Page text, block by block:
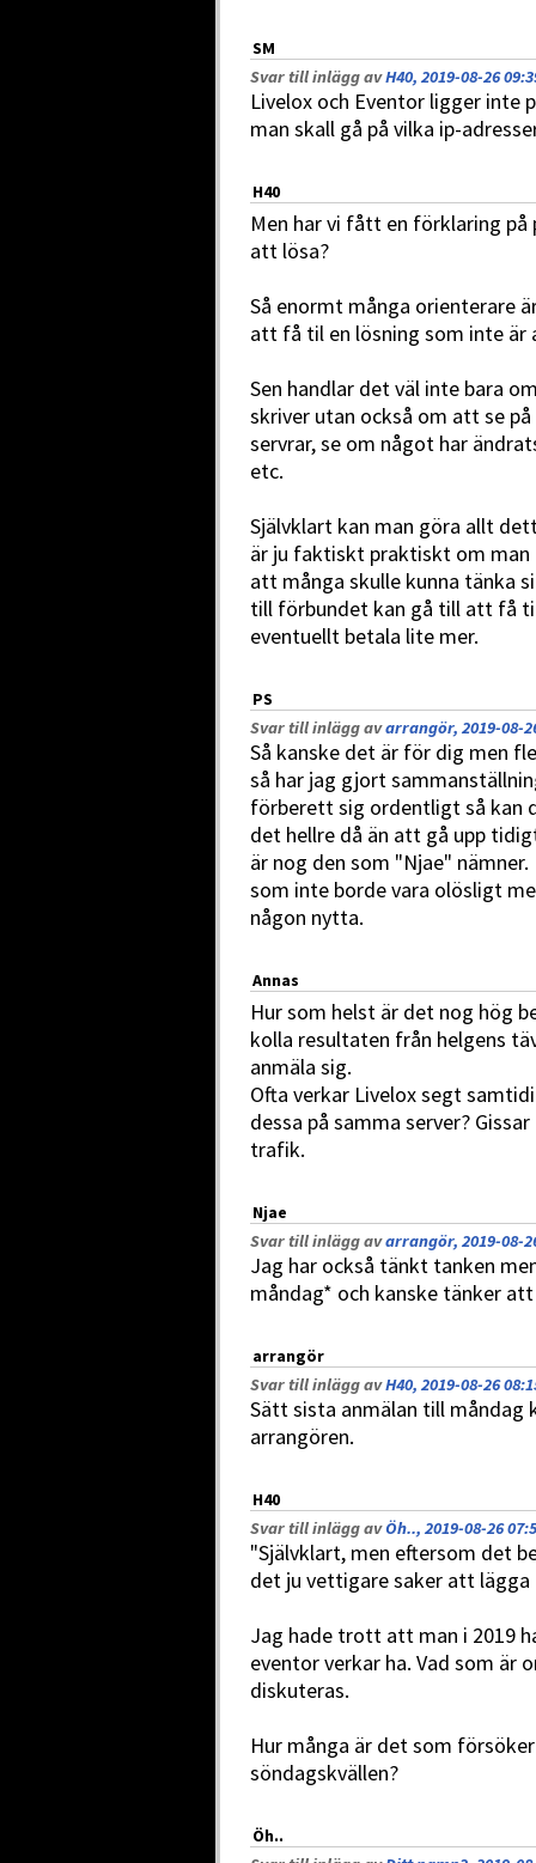
SM
Svar till inlägg avH40, 2019-08-26
Livelox och Eventor ligger inte
man skall gå på vilka ip-
H40
Men har vi fått en förklaring
att lösa?
Så enormt många orienterare
att få til en lösning som inte
Sen handlar det väl inte bara
skriver utan också om att se
servrar, se om något har
etc.
Självklart kan man göra allt
är ju faktiskt praktiskt om man
att många skulle kunna tänka
till förbundet kan gå till att få
eventuellt betala lite mer.
PS
Svar till inlägg avarrangör, 2019-08-
Så kanske det är för dig men
så har jag gjort
förberett sig ordentligt så kan
det hellre då än att gå upp
är nog den som "Njae"
som inte borde vara olösligt
någon nytta.
Annas
Hur som helst är det nog hög
kolla resultaten från helgens
anmäla sig.
Ofta verkar Livelox segt
dessa på samma server?
trafik.
Njae
Svar till inlägg avarrangör, 2019-08-
Jag har också tänkt tanken
måndag* och kanske tänker
arrangör
Svar till inlägg avH40, 2019-08-26
Sätt sista anmälan till måndag
arrangören.
H40
Svar till inlägg avÖh.., 2019-08-26
"Självklart, men eftersom det
det ju vettigare saker att lägga
Jag hade trott att man i 2019
eventor verkar ha. Vad som är
diskuteras.
Hur många är det som
söndagskvällen?
Öh..